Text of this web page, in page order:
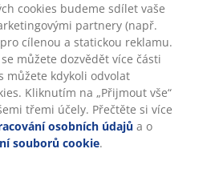
cookies budeme sdílet vaše
partnery (např.
cílenou a statickou reklamu.
můžete dozvědět více části
můžete kdykoli odvolat
Kliknutím na „Přijmout vše“
třemi účely. Přečtěte si více
osobních údajů a o
souborů cookie.